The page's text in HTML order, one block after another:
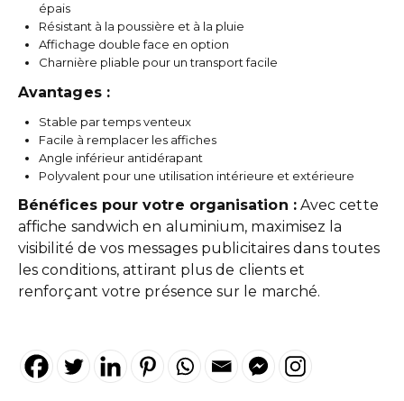
épais
Résistant à la poussière et à la pluie
Affichage double face en option
Charnière pliable pour un transport facile
Avantages :
Stable par temps venteux
Facile à remplacer les affiches
Angle inférieur antidérapant
Polyvalent pour une utilisation intérieure et extérieure
Bénéfices pour votre organisation :Avec cette
affiche sandwich en aluminium, maximisez la
visibilité de vos messages publicitaires dans toutes
les conditions, attirant plus de clients et
renforçant votre présence sur le marché.